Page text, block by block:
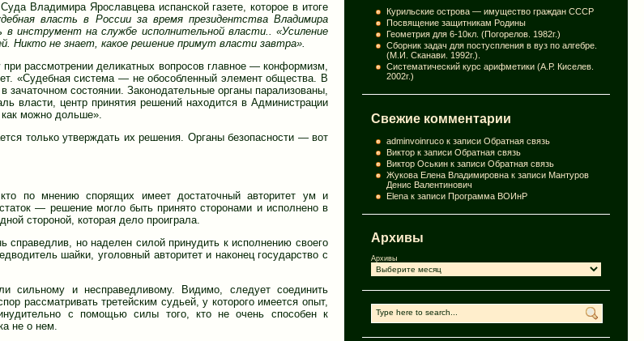
Курильские острова — имущество граждан СССР
Посвящение защитникам Родины
Геометрия для 6-10кл. (Погорелов. 1982г.)
Сборник задач для постуспления в вуз по алгебре.
(М.И. Сканави. 1992г.).
Систематический курс арифметики (А.Р. Киселев.
2002г.)
Свежие комментарии
adminvoinruco к записиОбратная связь
Виктор к записиОбратная связь
Виктор Оськин к записиОбратная связь
Жукова Елена Владимировна к записиМантуров
Денис Валентинович
Elena к записиПрограмма ВОИнР
Архивы
Архивы
Владимира Ярославцева испанской газете, которое в итоге
власть в России за время президентства Владимира
инструмент на службе исполнительной власти.. «Усиление
Никто не знает, какое решение примут власти завтра».
рассмотрении деликатных вопросов главное — конформизм,
«Судебная система — не обособленный элемент общества. В
зачаточном состоянии. Законодательные органы парализованы,
власти, центр принятия решений находится в Администрации
можно дольше».
только утверждать их решения. Органы безопасности — вот
по мнению спорящих имеет достаточный авторитет ум и
— решение могло быть принято сторонами и исполнено в
стороной, которая дело проиграла.
но наделен силой принудить к исполнению своего
шайки, уголовный авторитет и наконец государство с
сильному и несправедливому. Видимо, следует соединить
рассматривать третейским судьей, у которого имеется опыт,
с помощью силы того, кто не очень способен к
не о нем.